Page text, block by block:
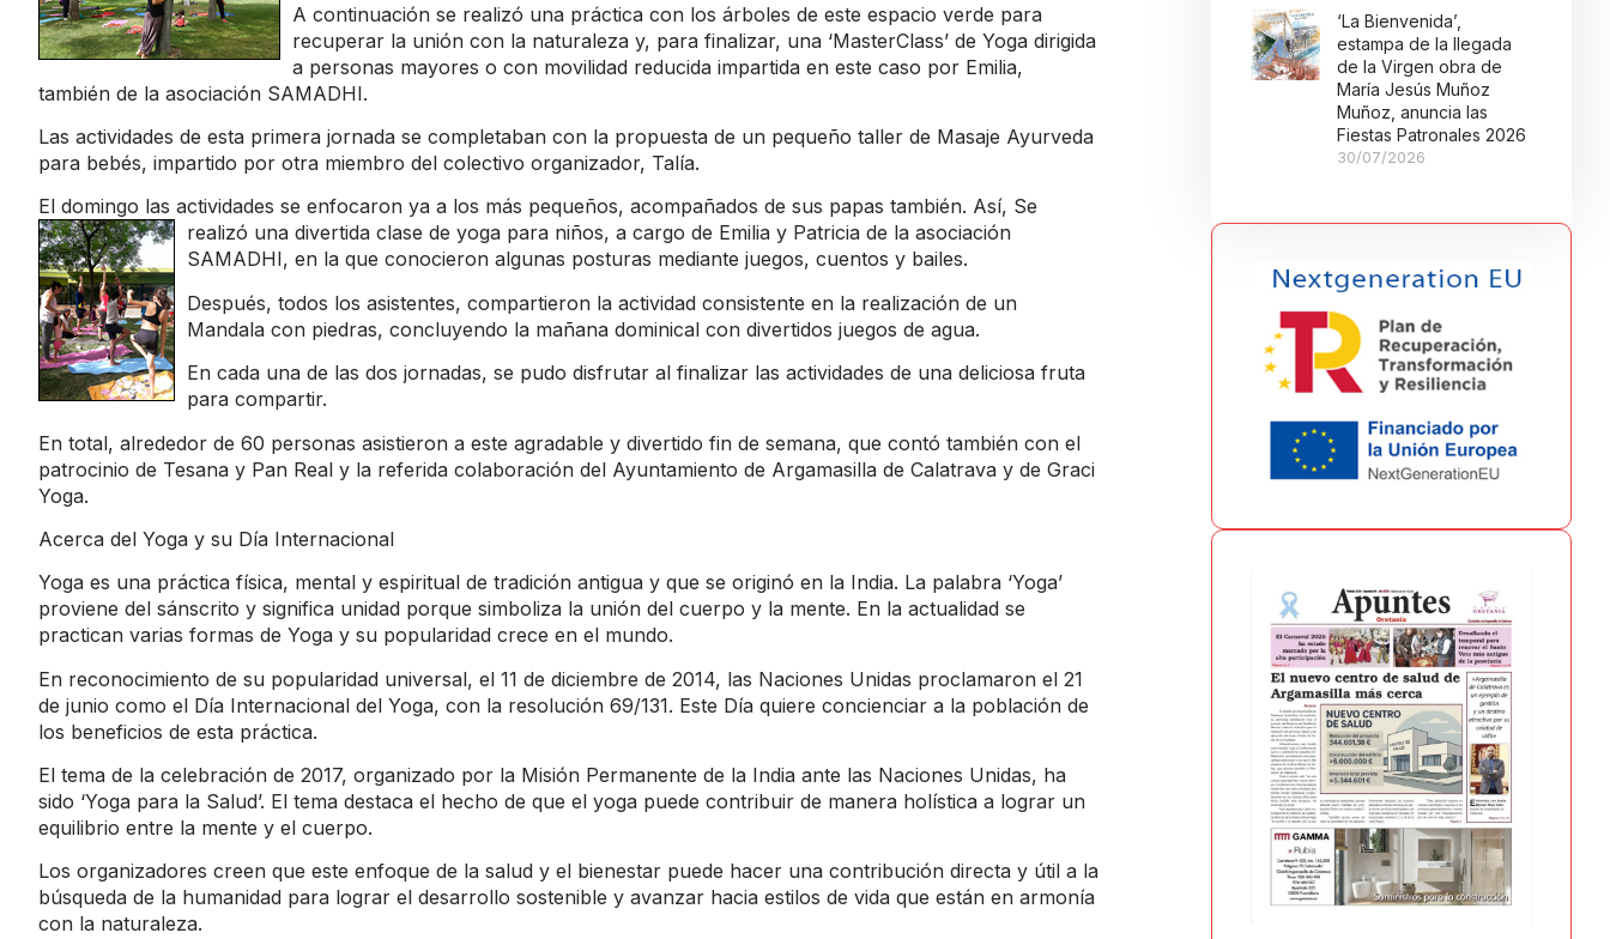
A continuación se realizó una práctica con los árboles de este espacio verde para
recuperar la unión con la naturaleza y, para finalizar, una ‘MasterClass’ de Yoga dirigida
a personas mayores o con movilidad reducida impartida en este caso por Emilia,
también de la asociación SAMADHI.
Las actividades de esta primera jornada se completaban con la propuesta de un pequeño taller de Masaje Ayurveda
para bebés, impartido por otra miembro del colectivo organizador, Talía.
El domingo las actividades se enfocaron ya a los más pequeños, acompañados de sus papas también. Así, Se
realizó una divertida clase de yoga para niños, a cargo de Emilia y Patricia de la asociación
SAMADHI, en la que conocieron algunas posturas mediante juegos, cuentos y bailes.
Después, todos los asistentes, compartieron la actividad consistente en la realización de un
Mandala con piedras, concluyendo la mañana dominical con divertidos juegos de agua.
En cada una de las dos jornadas, se pudo disfrutar al finalizar las actividades de una deliciosa fruta
para compartir.
En total, alrededor de 60 personas asistieron a este agradable y divertido fin de semana, que contó también con el
patrocinio de Tesana y Pan Real y la referida colaboración del Ayuntamiento de Argamasilla de Calatrava y de Graci
Yoga.
Acerca del Yoga y su Día Internacional
Yoga es una práctica física, mental y espiritual de tradición antigua y que se originó en la India. La palabra ‘Yoga’
proviene del sánscrito y significa unidad porque simboliza la unión del cuerpo y la mente. En la actualidad se
practican varias formas de Yoga y su popularidad crece en el mundo.
En reconocimiento de su popularidad universal, el 11 de diciembre de 2014, las Naciones Unidas proclamaron el 21
de junio como el Día Internacional del Yoga, con la resolución 69/131. Este Día quiere concienciar a la población de
los beneficios de esta práctica.
El tema de la celebración de 2017, organizado por la Misión Permanente de la India ante las Naciones Unidas, ha
sido ‘Yoga para la Salud’. El tema destaca el hecho de que el yoga puede contribuir de manera holística a lograr un
equilibrio entre la mente y el cuerpo.
Los organizadores creen que este enfoque de la salud y el bienestar puede hacer una contribución directa y útil a la
búsqueda de la humanidad para lograr el desarrollo sostenible y avanzar hacia estilos de vida que están en armonía
con la naturaleza.
‘La Bienvenida’,
estampa de la llegada
de la Virgen obra de
María Jesús Muñoz
Muñoz, anuncia las
Fiestas Patronales 2026
30/07/2026